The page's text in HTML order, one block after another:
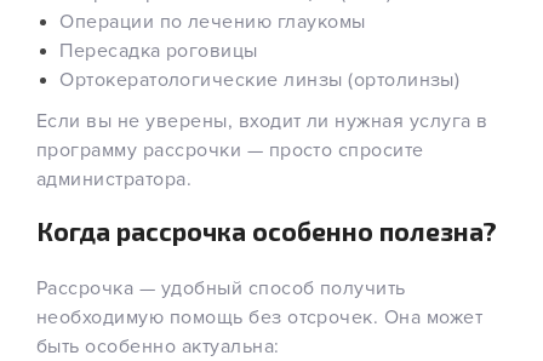
Операции по лечению глаукомы
Пересадка роговицы
Ортокератологические линзы (ортолинзы)
Если вы не уверены, входит ли нужная услуга в
программу рассрочки — просто спросите
администратора.
Когда рассрочка особенно полезна?
Рассрочка — удобный способ получить
необходимую помощь без отсрочек. Она может
быть особенно актуальна: